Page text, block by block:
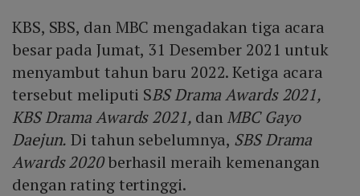
KBS, SBS, dan MBC mengadakan tiga acara
besar pada Jumat, 31 Desember 2021 untuk
menyambut tahun baru 2022. Ketiga acara
tersebut meliputi SBS Drama Awards 2021,
KBS Drama Awards 2021, dan MBC Gayo
Daejun. Di tahun sebelumnya, SBS Drama
Awards 2020berhasil meraih kemenangan
dengan rating tertinggi.